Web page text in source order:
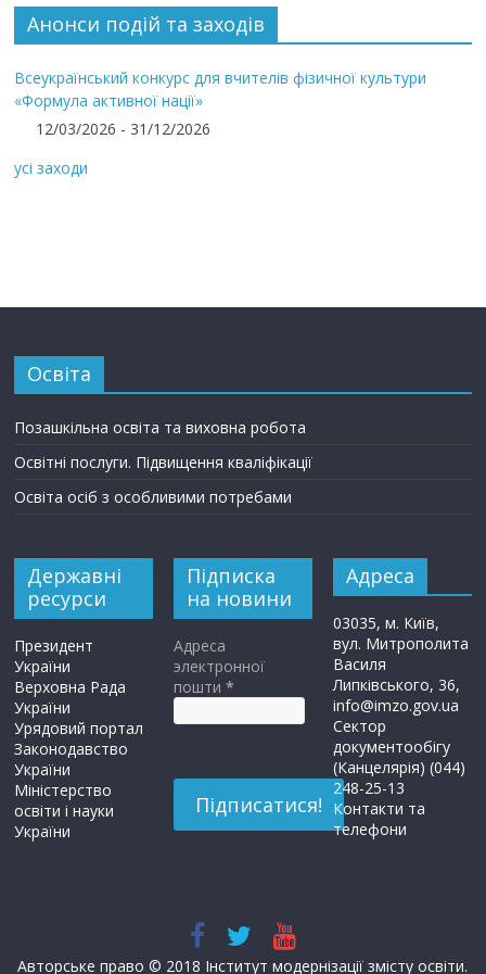
Анонси подій та заходів
Всеукраїнський конкурс для вчителів фізичної культури
«Формула активної нації»
12/03/2026 - 31/12/2026
усі заходи
Освіта
Позашкільна освіта та виховна робота
Освітні послуги. Підвищення кваліфікації
Освіта осіб з особливими потребами
Державні
ресурси
Президент
України
Верховна Рада
України
Урядовий портал
Законодавство
України
Міністерство
освіти і науки
України
Підписка
на новини
Адреса
электронної
пошти*
Адреса
03035, м. Київ,
вул. Митрополита
Василя
Липківського, 36,
info@imzo.gov.ua
Сектор
документообігу
(Канцелярія) (044)
248-25-13
Контакти та
телефони
Авторське право © 2018 Інститут модернізації змісту освіти.